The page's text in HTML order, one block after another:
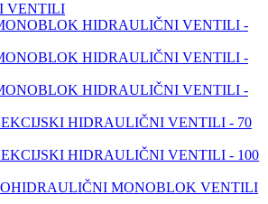
VENTILI
HIDRAULIČNI VENTILI -
HIDRAULIČNI VENTILI -
HIDRAULIČNI VENTILI -
HIDRAULIČNI VENTILI - 70
HIDRAULIČNI VENTILI - 100
MONOBLOK VENTILI